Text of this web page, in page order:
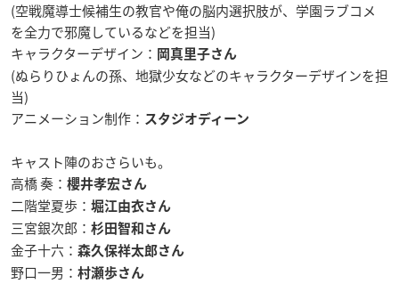
(空戦魔導士候補生の教官や俺の脳内選択肢が、学園ラブコメ
を全力で邪魔しているなどを担当)
キャラクターデザイン： 岡真里子さん
(ぬらりひょんの孫、地獄少女などのキャラクターデザインを担
当)
アニメーション制作： スタジオディーン
キャスト陣のおさらいも。
高橋 奏： 櫻井孝宏さん
二階堂夏歩： 堀江由衣さん
三宮銀次郎： 杉田智和さん
金子十六： 森久保祥太郎さん
野口一男： 村瀬歩さん